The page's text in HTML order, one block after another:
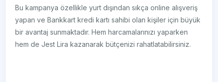
Bu kampanya özellikle yurt dışından sıkça online alışveriş
yapan ve Bankkart kredi kartı sahibi olan kişiler için büyük
bir avantaj sunmaktadır. Hem harcamalarınızı yaparken
hem de Jest Lira kazanarak bütçenizi rahatlatabilirsiniz.